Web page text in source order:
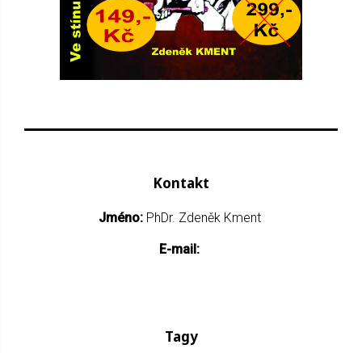
Kontakt
Jméno: PhDr. Zdeněk Kment
E-mail:
Tagy